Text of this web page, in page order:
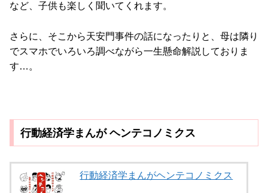
など、子供も楽しく聞いてくれます。
さらに、そこから天安門事件の話になったりと、母は隣り
でスマホでいろいろ調べながら一生懸命解説しておりま
す…。
行動経済学まんが ヘンテコノミクス
行動経済学まんがヘンテコノミクス